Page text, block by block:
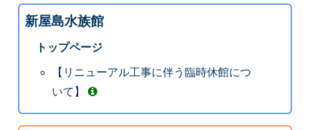
新屋島水族館
トップページ
【リニューアル工事に伴う臨時休館につ
いて】